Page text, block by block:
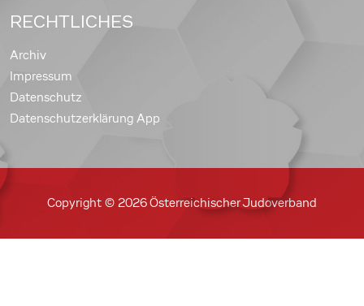
RECHTLICHES
Archiv
Impressum
Datenschutz
Datenschutzerklärung App
Copyright © 2026 Österreichischer Judoverband